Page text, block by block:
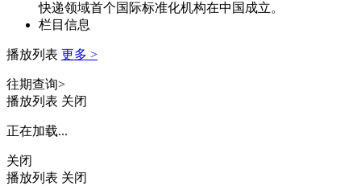
快递领域首个国际标准化机构在中国成立。
栏目信息
播放列表 更多 >
往期查询>
播放列表 关闭
正在加载...
关闭
播放列表 关闭